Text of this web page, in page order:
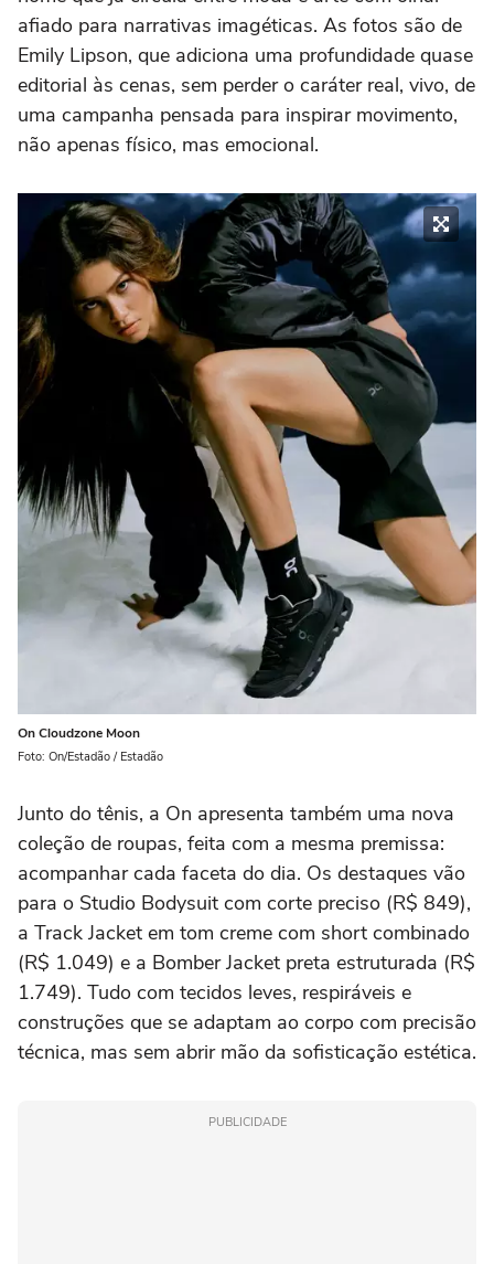
afiado para narrativas imagéticas. As fotos são de
Emily Lipson, que adiciona uma profundidade quase
editorial às cenas, sem perder o caráter real, vivo, de
uma campanha pensada para inspirar movimento,
não apenas físico, mas emocional.
On Cloudzone Moon
Foto: On/Estadão / Estadão
Junto do tênis, a On apresenta também uma nova
coleção de roupas, feita com a mesma premissa:
acompanhar cada faceta do dia. Os destaques vão
para o Studio Bodysuit com corte preciso (R$ 849),
a Track Jacket em tom creme com short combinado
(R$ 1.049) e a Bomber Jacket preta estruturada (R$
1.749). Tudo com tecidos leves, respiráveis e
construções que se adaptam ao corpo com precisão
técnica, mas sem abrir mão da sofisticação estética.
PUBLICIDADE